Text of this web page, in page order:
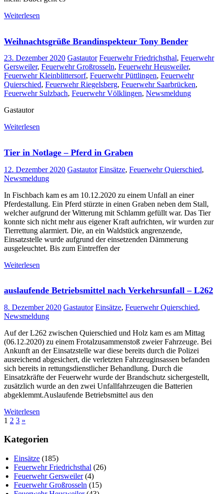
Weiterlesen
Weihnachtsgrüße Brandinspekteur Tony Bender
23. Dezember 2020 Gastautor Feuerwehr Friedrichsthal, Feuerwehr
Gersweiler, Feuerwehr Großrosseln, Feuerwehr Heusweiler,
Feuerwehr Kleinblittersorf, Feuerwehr Püttlingen, Feuerwehr
Quierschied, Feuerwehr Riegelsberg, Feuerwehr Saarbrücken,
Feuerwehr Sulzbach, Feuerwehr Völklingen, Newsmeldung
Gastautor
Weiterlesen
Tier in Notlage – Pferd in Graben
12. Dezember 2020 Gastautor Einsätze, Feuerwehr Quierschied,
Newsmeldung
In Fischbach kam es am 10.12.2020 zu einem Unfall an einer
Pferdestallung. Ein Pferd stürzte in einen Graben neben dem Stall,
welcher aufgrund der Witterung mit Schlamm gefüllt war. Das Tier
konnte sich nicht mehr aus eigener Kraft aufrichten, wir wurden zur
Tierrettung alarmiert. Die, an ein Waldstück angrenzende,
Einsatzstelle wurde aufgrund der einsetzenden Dämmerung
ausgeleuchtet. Bis zum Eintreffen der
Weiterlesen
auslaufende Betriebsmittel nach Verkehrsunfall – L262
8. Dezember 2020 Gastautor Einsätze, Feuerwehr Quierschied,
Newsmeldung
Auf der L262 zwischen Quierschied und Holz kam es am Mittag
(06.12.2020) zu einem Frotalzusammenstoß zweier Fahrzeuge. Bei
Ankunft an der Einsatzstelle war diese bereits durch die Polizei
ausreichend abgesichert, die verletzten Fahrzeuginsassen befanden
sich bereits in rettungsdienstlicher Behandlung. Durch die
Einsatzkräfte der Feuerwehr wurde der Brandschutz sichergestellt,
zusätzlich wurde an den zwei Unfallfahrzeugen die Batterien
abgeklemmt.Auslaufende Betriebsmittel aus den
Weiterlesen
Seitennummerierung
der
Beiträge
1 2 3 Nächste
»
Kategorien
Einsätze (185)
Feuerwehr Friedrichsthal (26)
Feuerwehr Gersweiler(4)
Feuerwehr Großrosseln (15)